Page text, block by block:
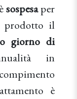
sospesaper
prodotto il
giorno di
in
è